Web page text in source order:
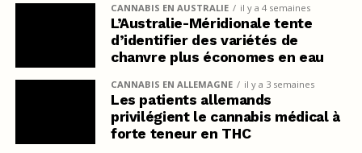
CANNABIS EN AUSTRALIE il y a 4 semaines
L’Australie-Méridionale tente
d’identifier des variétés de
chanvre plus économes en eau
CANNABIS EN ALLEMAGNE il y a 3 semaines
Les patients allemands
privilégient le cannabis médical à
forte teneur en THC